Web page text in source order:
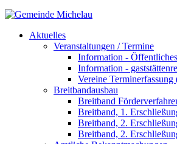
Aktuelles
Veranstaltungen / Termine
Information -
Information -
Vereine
Breitbandausbau
Breitband
Breitband, 1.
Breitband, 2.
Breitband, 2.